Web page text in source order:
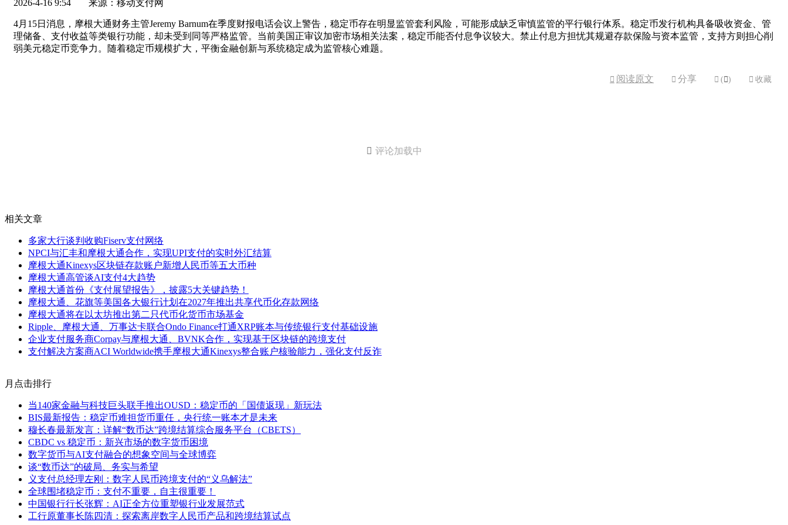
2026-4-16 9:54 来源：移动支付网
4月15日消息，摩根大通财务主管Jeremy Barnum在季度财报电话会议上警告，稳定币存在明显监管套利风险，可能形成缺乏审慎监管的平行银行体系。稳定币发行机构具备吸收资金、管
理储备、支付收益等类银行功能，却未受到同等严格监管。当前美国正审议加密市场相关法案，稳定币能否付息争议较大。禁止付息方担忧其规避存款保险与资本监管，支持方则担心削
弱美元稳定币竞争力。随着稳定币规模扩大，平衡金融创新与系统稳定成为监管核心难题。
 阅读原文  分享  ( )  收藏
 评论加载中
相关文章
多家大行谈判收购Fiserv支付网络
NPCI与汇丰和摩根大通合作，实现UPI支付的实时外汇结算
摩根大通Kinexys区块链存款账户新增人民币等五大币种
摩根大通高管谈AI支付4大趋势
摩根大通首份《支付展望报告》，披露5大关键趋势！
摩根大通、花旗等美国各大银行计划在2027年推出共享代币化存款网络
摩根大通将在以太坊推出第二只代币化货币市场基金
Ripple、摩根大通、万事达卡联合Ondo Finance打通XRP账本与传统银行支付基础设施
企业支付服务商Corpay与摩根大通、BVNK合作，实现基于区块链的跨境支付
支付解决方案商ACI Worldwide携手摩根大通Kinexys整合账户核验能力，强化支付反诈
月点击排行
当140家金融与科技巨头联手推出OUSD：稳定币的「国债返现」新玩法
BIS最新报告：稳定币难担货币重任，央行统一账本才是未来
穆长春最新发言：详解“数币达”跨境结算综合服务平台（CBETS）
CBDC vs 稳定币：新兴市场的数字货币困境
数字货币与AI支付融合的想象空间与全球博弈
谈“数币达”的破局、务实与希望
义支付总经理左刚：数字人民币跨境支付的“义乌解法”
全球围堵稳定币：支付不重要，自主很重要！
中国银行行长张辉：AI正全方位重塑银行业发展范式
工行原董事长陈四清：探索离岸数字人民币产品和跨境结算试点